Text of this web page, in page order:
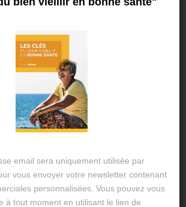
humeur,booster de santé
,heureux
thérapeutique,partage
,rire
email sera uniquement utilisée par
vous envoyer votre newsletter contenant
personnalisées. Vous pouvez vous
à tout moment en utilisant le lien de